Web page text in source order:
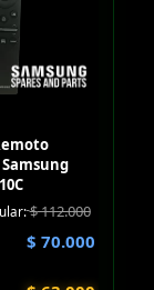
$112.000
$ 70.000